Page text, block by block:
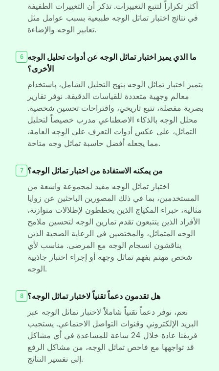
أكثر تكراراً لتتبع التغييرات. تذكر أن التغييرات الطفيفة
في نتائج اختبار تماثل الوجه طبيعية بسبب عوامل مثل
تعابير الوجه والإضاءة.
6
ما الذي يميز اختبار تماثل الوجه عن أدوات تحليل الوجه
الأخرى؟
يتميز اختبار تماثل الوجه بنهج التحليل الشامل، باستخدام
معالم وجهية متعددة للقياسات الدقيقة. نوفر تقارير
بصرية مفصلة، تتبع تاريخي، واقتراحات تحسين شخصية.
محلل الوجه بالذكاء الاصطناعي مدرب خصيصاً لتحليل
التماثل، على عكس أدوات التعرف على الوجه العامة،
مما يجعله أفضل حاسبة تماثل وجه متاحة.
7
من يمكنه الاستفادة من اختبار تماثل الوجه؟
اختبار تماثل الوجه مفيد لمجموعة واسعة من
المستخدمين، بما في ذلك المصورين الباحثين عن زوايا
مثالية، خبراء المكياج الذين يخططون لإطلالات متوازنة،
الأفراد الذين يتتبعون تقدم تمارين الوجه لتحسين ملامح
الوجه المتماثل، والمختصين في الرعاية الصحية الذين
يناقشون انسجام الوجه مع المرضى. مناسب لأي
شخص مهتم بفهم تماثل وجهه أو إجراء اختبار جاذبية
الوجه.
8
هل تقدمون دعماً تقنياً لاختبار تماثل الوجه؟
نعم، نوفر دعماً تقنياً شاملاً لاختبار تماثل الوجه عبر
البريد الإلكتروني وقنوات التواصل الاجتماعي. يستجيب
فريقنا عادة خلال 24 ساعة للمساعدة في أي مشاكل
قد تواجهها مع فاحص تماثل الوجه، من مشاكل الرفع
إلى تفسير النتائج.